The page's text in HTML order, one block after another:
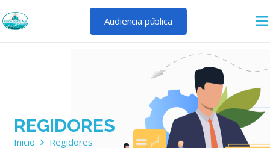
Audiencia pública
REGIDORES
Inicio Regidores